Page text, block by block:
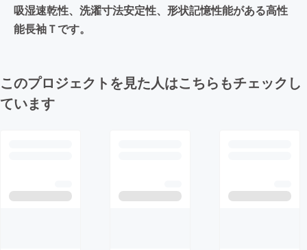
吸湿速乾性、洗濯寸法安定性、形状記憶性能がある高性
能長袖Ｔです。
このプロジェクトを見た人はこちらもチェックし
ています